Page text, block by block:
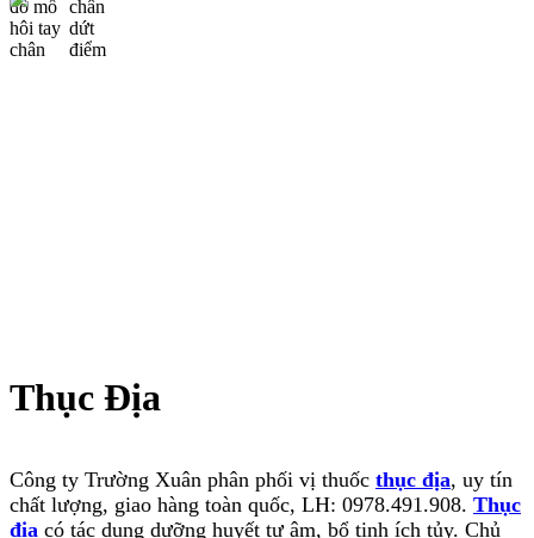
Thục Địa
Công ty Trường Xuân phân phối vị thuốc thục địa, uy tín
chất lượng, giao hàng toàn quốc, LH: 0978.491.908. Thục
địa có tác dụng dưỡng huyết tư âm, bổ tinh ích tủy. Chủ